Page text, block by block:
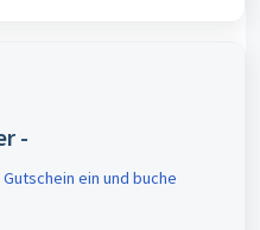
-
ein und buche